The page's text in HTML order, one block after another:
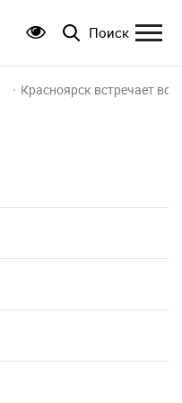
Поиск
Красноярск встречает